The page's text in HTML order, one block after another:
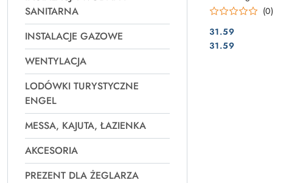
SANITARNA
INSTALACJE GAZOWE
WENTYLACJA
LODÓWKI TURYSTYCZNE
ENGEL
MESSA, KAJUTA, ŁAZIENKA
AKCESORIA
PREZENT DLA ŻEGLARZA
(0)
Cena:
31.59
Cena:
31.59